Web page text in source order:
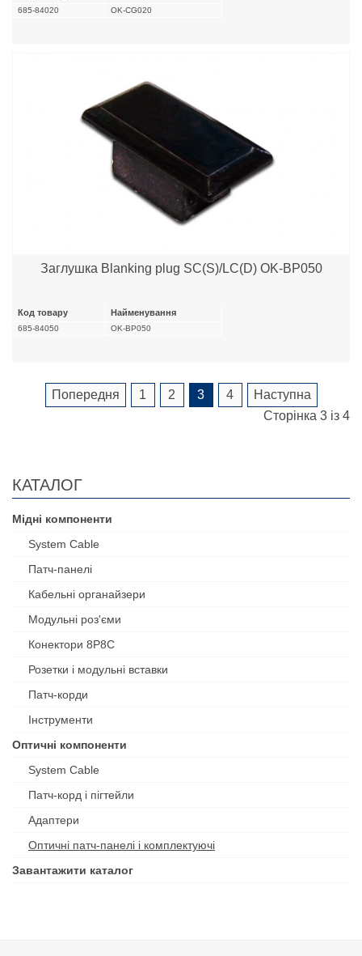
685-84020 OK-CG020
Заглушка Blanking plug SC(S)/LC(D) OK-BP050
Код товару Найменування
685-84050 OK-BP050
Попередня 1 2 3 4
Наступна
Сторінка 3 із 4
КАТАЛОГ
Мідні компоненти
System Cable
Патч-панелі
Кабельні органайзери
Модульні роз'єми
Конектори 8P8C
Розетки і модульні вставки
Патч-корди
Інструменти
Оптичні компоненти
System Cable
Патч-корд і пігтейли
Адаптери
Оптичні патч-панелі і комплектуючі
Завантажити каталог